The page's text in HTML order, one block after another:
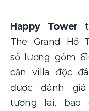
Happy Tower
The Grand Hồ
số lượng gồm
căn villa độc
được đánh
tương lai, bao